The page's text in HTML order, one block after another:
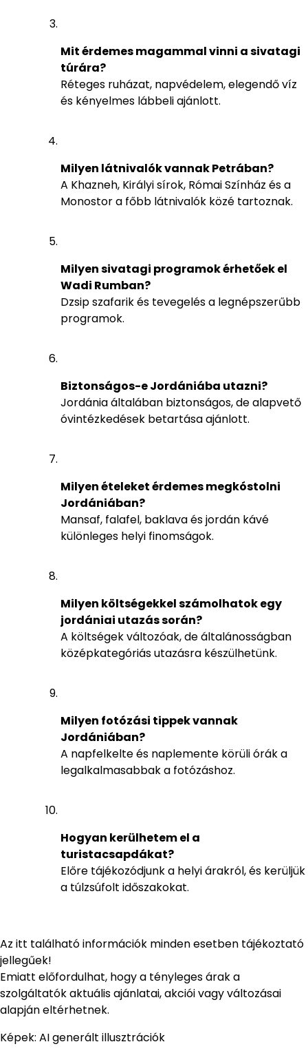
Mit érdemes magammal vinni a sivatagi
túrára?
Réteges ruházat, napvédelem, elegendő víz
és kényelmes lábbeli ajánlott.
Milyen látnivalók vannak Petrában?
A Khazneh, Királyi sírok, Római Színház és a
Monostor a főbb látnivalók közé tartoznak.
Milyen sivatagi programok érhetőek el
Wadi Rumban?
Dzsip szafarik és tevegelés a legnépszerűbb
programok.
Biztonságos-e Jordániába utazni?
Jordánia általában biztonságos, de alapvető
óvintézkedések betartása ajánlott.
Milyen ételeket érdemes megkóstolni
Jordániában?
Mansaf, falafel, baklava és jordán kávé
különleges helyi finomságok.
Milyen költségekkel számolhatok egy
jordániai utazás során?
A költségek változóak, de általánosságban
középkategóriás utazásra készülhetünk.
Milyen fotózási tippek vannak
Jordániában?
A napfelkelte és naplemente körüli órák a
legalkalmasabbak a fotózáshoz.
Hogyan kerülhetem el a
turistacsapdákat?
Előre tájékozódjunk a helyi árakról, és kerüljük
a túlzsúfolt időszakokat.
Az itt található információk minden esetben tájékoztató
jellegűek!
Emiatt előfordulhat, hogy a tényleges árak a
szolgáltatók aktuális ajánlatai, akciói vagy változásai
alapján eltérhetnek.
Képek: AI generált illusztrációk